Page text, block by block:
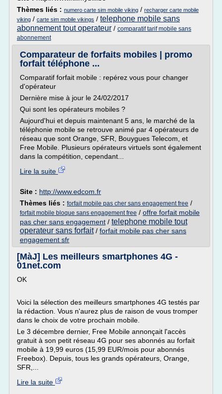
Thèmes liés : numero carte sim mobile viking / recharger carte mobile
viking / carte sim mobile vikings / telephone mobile sans
abonnement tout operateur / comparatif tarif mobile sans
abonnement
Comparateur de forfaits mobiles | promo
forfait téléphone ...
Comparatif forfait mobile : repérez vous pour changer
d'opérateur
Dernière mise à jour le 24/02/2017
Qui sont les opérateurs mobiles ?
Aujourd'hui et depuis maintenant 5 ans, le marché de la
téléphonie mobile se retrouve animé par 4 opérateurs de
réseau que sont Orange, SFR, Bouygues Telecom, et
Free Mobile. Plusieurs opérateurs virtuels sont également
dans la compétition, cependant...
Lire la suite
Site : http://www.edcom.fr
Thèmes liés : forfait mobile pas cher sans engagement free /
forfait mobile bloque sans engagement free / offre forfait mobile
pas cher sans engagement / telephone mobile tout
operateur sans forfait/ forfait mobile pas cher sans
engagement sfr
[MàJ] Les meilleurs smartphones 4G -
01net.com
OK
Voici la sélection des meilleurs smartphones 4G testés par
la rédaction. Vous n'aurez plus de raison de vous tromper
dans le choix de votre prochain mobile.
Le 3 décembre dernier, Free Mobile annonçait l'accès
gratuit à son petit réseau 4G pour ses abonnés au forfait
mobile à 19,99 euros (15,99 EUR/mois pour abonnés
Freebox). Depuis, tous les grands opérateurs, Orange,
SFR,...
Lire la suite